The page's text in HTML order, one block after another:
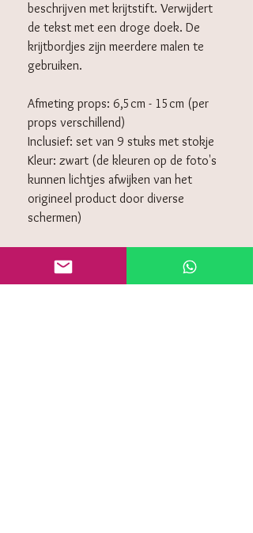
beschrijven met krijtstift. Verwijdert
de tekst met een droge doek. De
krijtbordjes zijn meerdere malen te
gebruiken.
Afmeting props: 6,5cm - 15cm (per
props verschillend)
Inclusief: set van 9 stuks met stokje
Kleur: zwart (de kleuren op de foto's
kunnen lichtjes afwijken van het
origineel product door diverse
schermen)